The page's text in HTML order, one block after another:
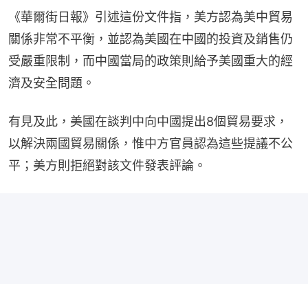
《華爾街日報》引述這份文件指，美方認為美中貿易
關係非常不平衡，並認為美國在中國的投資及銷售仍
受嚴重限制，而中國當局的政策則給予美國重大的經
濟及安全問題。
有見及此，美國在談判中向中國提出8個貿易要求，
以解決兩國貿易關係，惟中方官員認為這些提議不公
平；美方則拒絕對該文件發表評論。